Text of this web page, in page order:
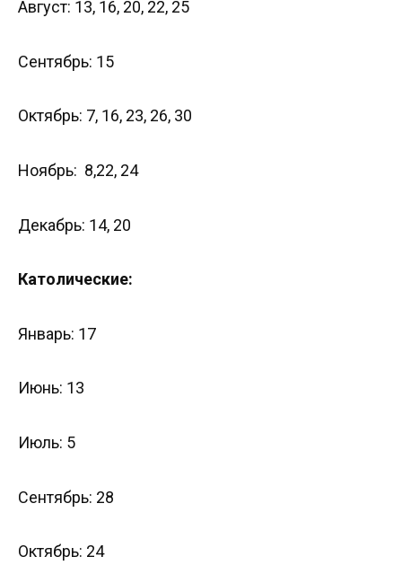
Август: 13, 16, 20, 22, 25
Сентябрь: 15
Октябрь: 7, 16, 23, 26, 30
Ноябрь: 8,22, 24
Декабрь: 14, 20
Католические:
Январь: 17
Июнь: 13
Июль: 5
Сентябрь: 28
Октябрь: 24